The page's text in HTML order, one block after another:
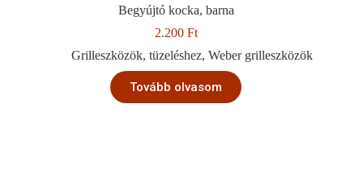
Begyújtó kocka, barna
2.200 Ft
Grilleszközök,tüzeléshez,Weber grilleszközök
Tovább olvasom